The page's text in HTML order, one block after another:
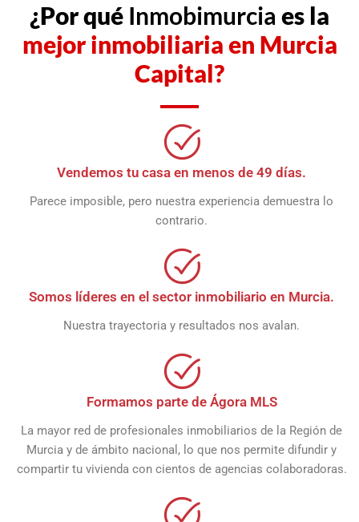
¿Por qué Inmobimurcia es la
mejor inmobiliaria en Murcia
Capital?
Vendemos tu casa en menos de 49 días.
Parece imposible, pero nuestra experiencia demuestra lo
contrario.
Somos líderes en el sector inmobiliario en Murcia.
Nuestra trayectoria y resultados nos avalan.
Formamos parte de Ágora MLS
La mayor red de profesionales inmobiliarios de la Región de
Murcia y de ámbito nacional, lo que nos permite difundir y
compartir tu vivienda con cientos de agencias colaboradoras.